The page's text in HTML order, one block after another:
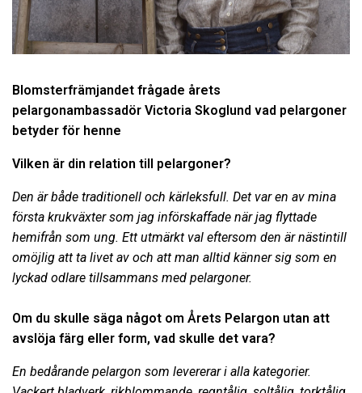
Blomsterfrämjandet frågade årets
pelargonambassadör Victoria Skoglund vad pelargoner
betyder för henne
Vilken är din relation till pelargoner?
Den är både traditionell och kärleksfull. Det var en av mina
första krukväxter som jag införskaffade när jag flyttade
hemifrån som ung. Ett utmärkt val eftersom den är nästintill
omöjlig att ta livet av och att man alltid känner sig som en
lyckad odlare tillsammans med pelargoner.
Om du skulle säga något om Årets Pelargon utan att
avslöja färg eller form, vad skulle det vara?
En bedårande pelargon som levererar i alla kategorier.